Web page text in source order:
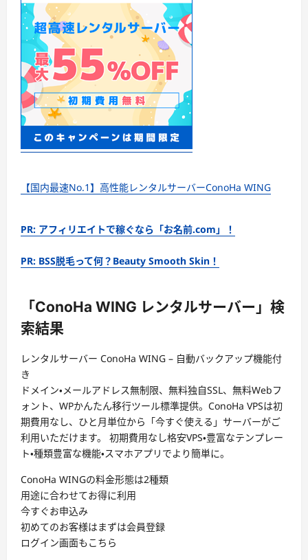
【国内最速No.1】高性能レンタルサーバーConoHa WING
PR: アフィリエイトで稼ぐなら「お名前.com」！
PR: BSS脱毛って何？Beauty Smooth Skin！
「ConoHa WING レンタルサーバー」検
索結果
レンタルサーバー ConoHa WING – 自動バックアップ機能付
き
ドメイン・メールアドレス無制限、無料独自SSL、無料Webフ
ォント、WPかんたん移行ツール標準提供。ConoHa VPSは初
期費用なし、ひと月単位から「今すぐ使える」サーバーがご
利用いただけます。 初期費用なし格安VPS・豊富なテンプレー
ト・種類豊富な機能・スマホアプリでより簡単に。
ConoHa WINGの料金形態は2種類
用途に合わせてお得に利用
今すぐお申込み
初めてのお客様はまずは会員登録
ログイン画面もこちら